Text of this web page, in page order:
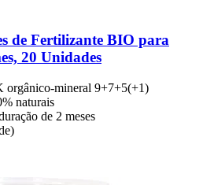
de Fertilizante BIO para
20 Unidades
orgânico-mineral 9+7+5(+1)
naturais
de 2 meses